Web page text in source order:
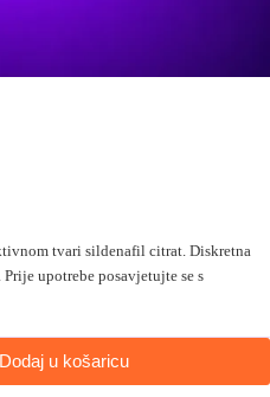
tvari sildenafil citrat. Diskretna
upotrebe posavjetujte se s
Dodaj u košaricu